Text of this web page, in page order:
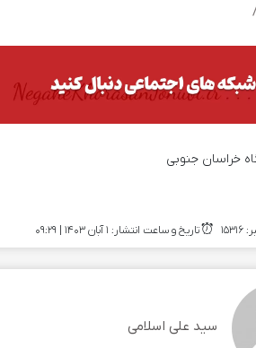
خراسان جنوبی
تاریخ و ساعت انتشار: ۱ آبان ۱۴۰۳ | 09:29
سید علی اسلامی